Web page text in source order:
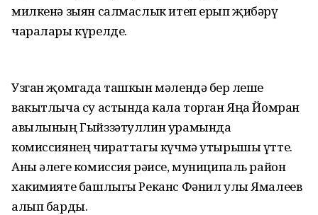
милкенә зыян салмаслык итеп ерып җибәрү
чаралары күрелде.
Узган җомгада ташкын мәлендә бер өлеше
вакытлыча су астында кала торган Яңа Йомран
авылының Гыйззәтуллин урамында
комиссиянең чираттагы күчмә утырышы үтте.
Аны әлеге комиссия рәисе, муниципаль район
хакимияте башлыгы Реканс Фәнил улы Ямалеев
алып барды.